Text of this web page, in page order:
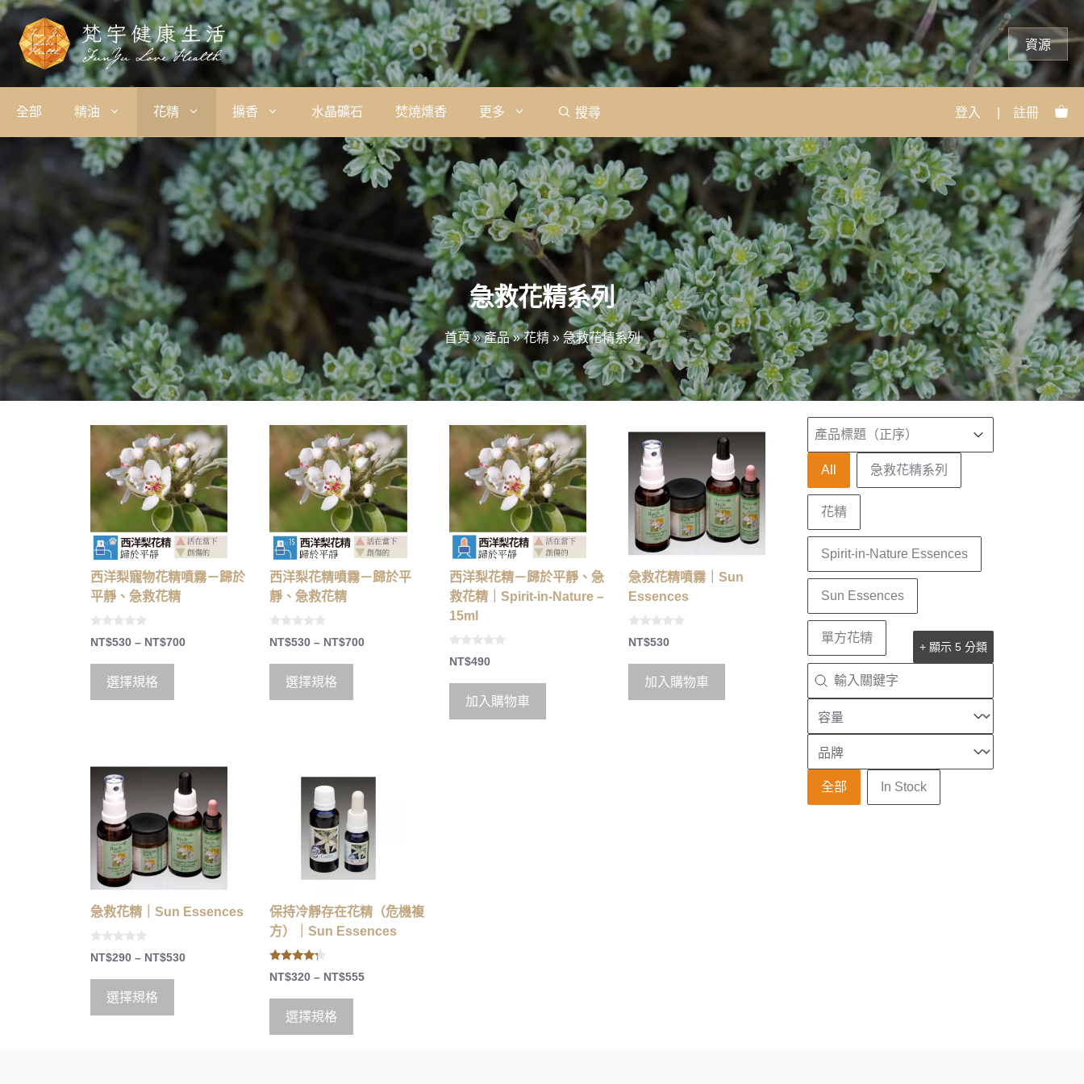
資源
全部 精油 花精 擴香 水晶礦石 焚燒燻香 更多 搜尋 登入 註冊
急救花精系列
首頁 » 產品 » 花精 » 急救花精系列
西洋梨寵物花精噴霧－歸於
平靜、急救花精
0
o
t
5
NT$530 – NT$700
選擇規格
西洋梨花精噴霧－歸於平
靜、急救花精
0
o
t
5
NT$530 – NT$700
選擇規格
西洋梨花精－歸於平靜、急
救花精｜Spirit-in-Nature –
15ml
0
o
t
5
NT$490
加入購物車
急救花精噴霧｜Sun
Essences
0
o
t
5
NT$530
加入購物車
急救花精｜Sun Essences
0
o
t
5
NT$290 – NT$530
選擇規格
保持冷靜存在花精（危機複
方）｜Sun Essences
4.00
out of 5
NT$320 – NT$555
選擇規格
排序
Sort content
產品標題（正序）
Sort content
產品分類
All 急救花精系列
花精
Spirit-in-Nature Essences
Sun Essences
單方花精
+ 顯示 5 分類
搜尋
Search content
容量
Select content
品牌
Select content
庫存狀態
全部 In Stock